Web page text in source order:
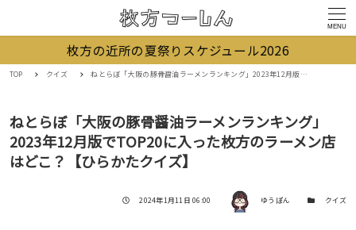
MENU
枚方の近所の夏祭りスケジュール2026
TOP クイズ ねとらぼ「大阪の豚骨醤油ラーメンランキング」2023年12月版でTOP20に入った枚方のラーメン店はどこ？【ひらかたクイズ】
ねとらぼ「大阪の豚骨醤油ラーメンランキング」
2023年12月版でTOP20に入った枚方のラーメン店
はどこ？【ひらかたクイズ】
投稿日
2024年1月11日 06:00 著者 ゆうぽん カテゴリー
クイズ